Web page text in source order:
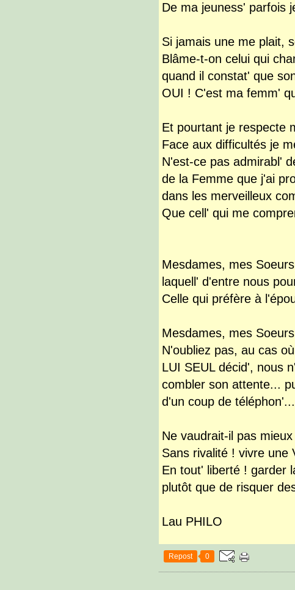
De ma jeuness' parfois
Si jamais une me plait,
Blâme-t-on celui qui
quand il constat' que
OUI ! C'est ma femm'
Et pourtant je respecte
Face aux difficultés je
N'est-ce pas admirabl'
de la Femme que j'ai
dans les merveilleux
Que cell' qui me
Mesdames, mes
laquell' d'entre nous
Celle qui préfère à
Mesdames, mes
N'oubliez pas, au cas
LUI SEUL décid', nous
combler son attente...
d'un coup de
Ne vaudrait-il pas
Sans rivalité ! vivre une
En tout' liberté ! garder
plutôt que de risquer
Lau PHILO
Repost 0